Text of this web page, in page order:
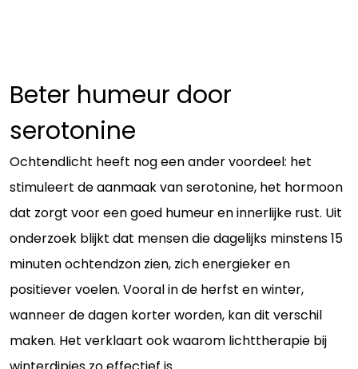
Beter humeur door
serotonine
Ochtendlicht heeft nog een ander voordeel: het
stimuleert de aanmaak van serotonine, het hormoon
dat zorgt voor een goed humeur en innerlijke rust. Uit
onderzoek blijkt dat mensen die dagelijks minstens 15
minuten ochtendzon zien, zich energieker en
positiever voelen. Vooral in de herfst en winter,
wanneer de dagen korter worden, kan dit verschil
maken. Het verklaart ook waarom lichttherapie bij